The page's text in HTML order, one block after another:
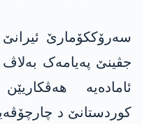
سەرۆککۆمارێ
جڤینێ پەیامەک
ئامادەیە
کوردستانێ د